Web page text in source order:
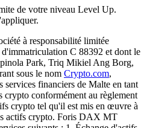
de votre niveau Level Up.
à responsabilité limitée
C 88392 et dont le
Park, Triq Mikiel Ang Borg,
sous le nom Crypto.com,
services financiers de Malte en tant
crypto conformément au règlement
crypto tel qu'il est mis en œuvre à
actifs crypto. Foris DAX MT